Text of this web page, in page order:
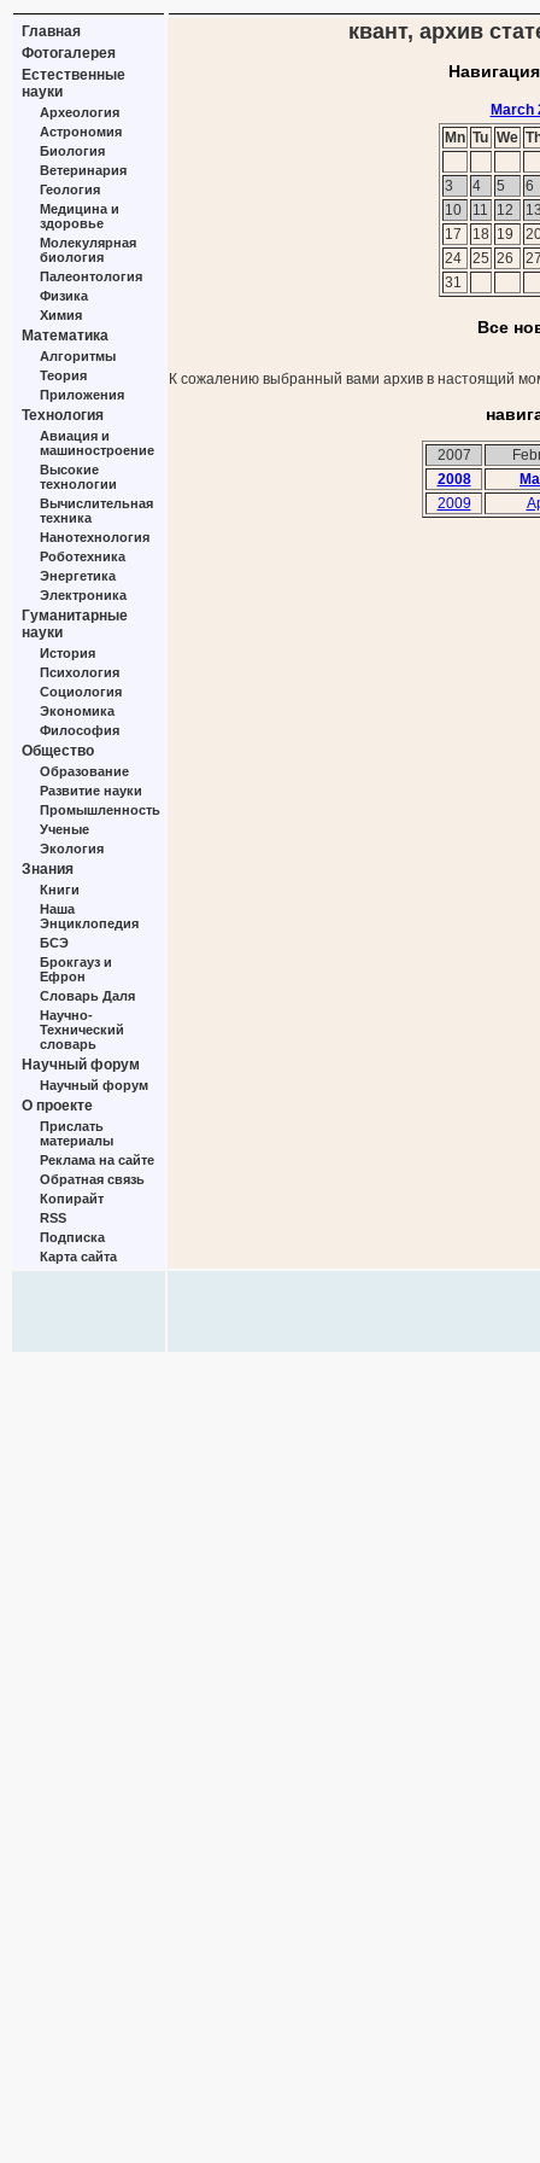
Главная
Фотогалерея
Естественные
науки
Археология
Астрономия
Биология
Ветеринария
Геология
Медицина и
здоровье
Молекулярная
биология
Палеонтология
Физика
Химия
Математика
Алгоритмы
Теория
Приложения
Технология
Авиация и
машиностроение
Высокие
технологии
Вычислительная
техника
Нанотехнология
Роботехника
Энергетика
Электроника
Гуманитарные
науки
История
Психология
Социология
Экономика
Философия
Общество
Образование
Развитие науки
Промышленность
Ученые
Экология
Знания
Книги
Наша
Энциклопедия
БСЭ
Брокгауз и
Ефрон
Словарь Даля
Научно-
Технический
словарь
Научный форум
Научный форум
О проекте
Прислать
материалы
Реклама на сайте
Обратная связь
Копирайт
RSS
Подписка
Карта сайта
квант, архив
March
Mn Tu We
3 4 5
6
10
11 12
17
18 19
24
25 26
31
Все
К сожалению выбранный вами архив в настоящий
2007
2008
2009